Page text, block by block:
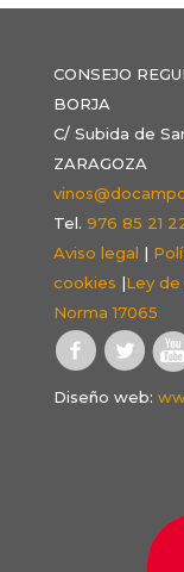
CONSEJO
BORJA
C/ Subida de
ZARAGOZA
Tel. 976 85 21
Aviso legal |
cookies |Ley
Norma 17065
Diseño web: